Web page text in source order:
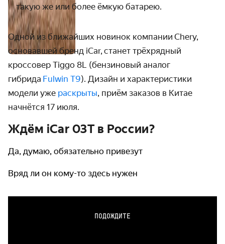
такую же или более ёмкую батарею.
Одной из ближайших новинок компании Chery,
основавшей бренд iCar, станет трёхрядный
кроссовер Tiggo 8L (бензиновый аналог
гибрида Fulwin T9). Дизайн и характеристики
модели уже раскрыты, приём заказов в Китае
начнётся 17 июля.
Ждём iCar 03T в России?
Да, думаю, обязательно привезут
Вряд ли он кому-то здесь нужен
ПОДОЖДИТЕ